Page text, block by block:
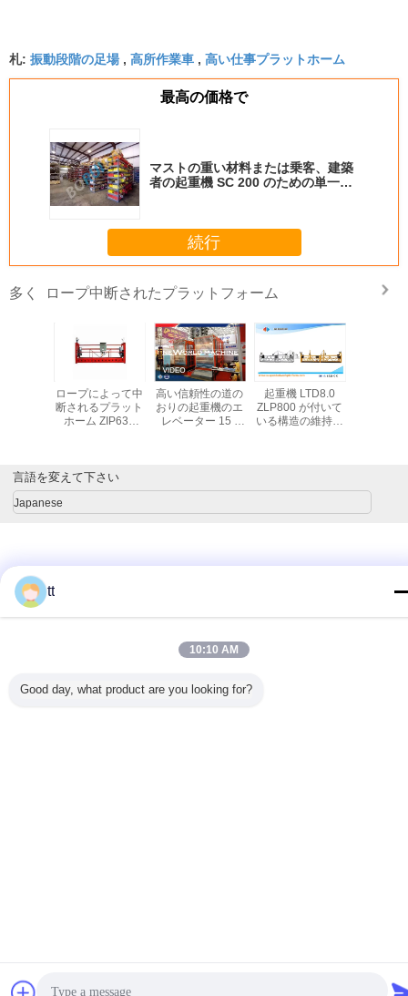
札: 振動段階の足場 , 高所作業車 , 高い仕事プラットホーム
最高の価格で
マストの重い材料または乗客、建築
者の起重機 SC 200 のための単一の
続行
多く ロープ中断されたプラットフォーム
ロープによって中
断されるプラット
ホーム ZIP630
高い信頼性の道の
おりの起重機のエ
レベーター 15 -
起重機 LTD8.0
ZLP800 が付いて
いる構造の維持の
言語を変えて下さい
Japanese
ホーム
Copyright © 2015 - 2026 China Work Platforms Online Market.
tt
10:10 AM
Good day, what product are you looking for?